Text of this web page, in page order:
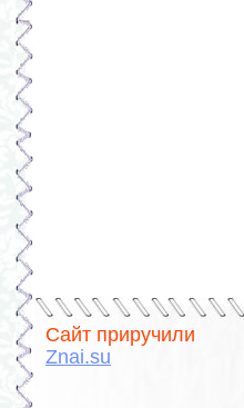
Сайт приручили
Znai.su